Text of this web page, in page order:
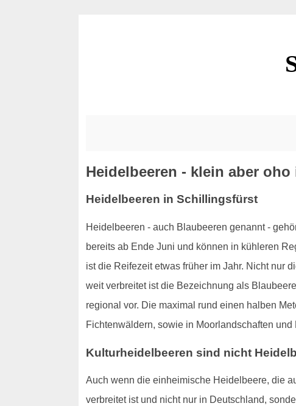
Heidelbeeren - klein aber
Heidelbeeren in Schillingsfürst
Heidelbeeren - auch Blaubeeren genannt -
bereits ab Ende Juni und können in kühleren
ist die Reifezeit etwas früher im Jahr. Nicht nur
weit verbreitet ist die Bezeichnung als
regional vor. Die maximal rund einen halben
Fichtenwäldern, sowie in Moorlandschaften und
Kulturheidelbeeren sind nicht
Auch wenn die einheimische Heidelbeere, die
verbreitet ist und nicht nur in Deutschland,